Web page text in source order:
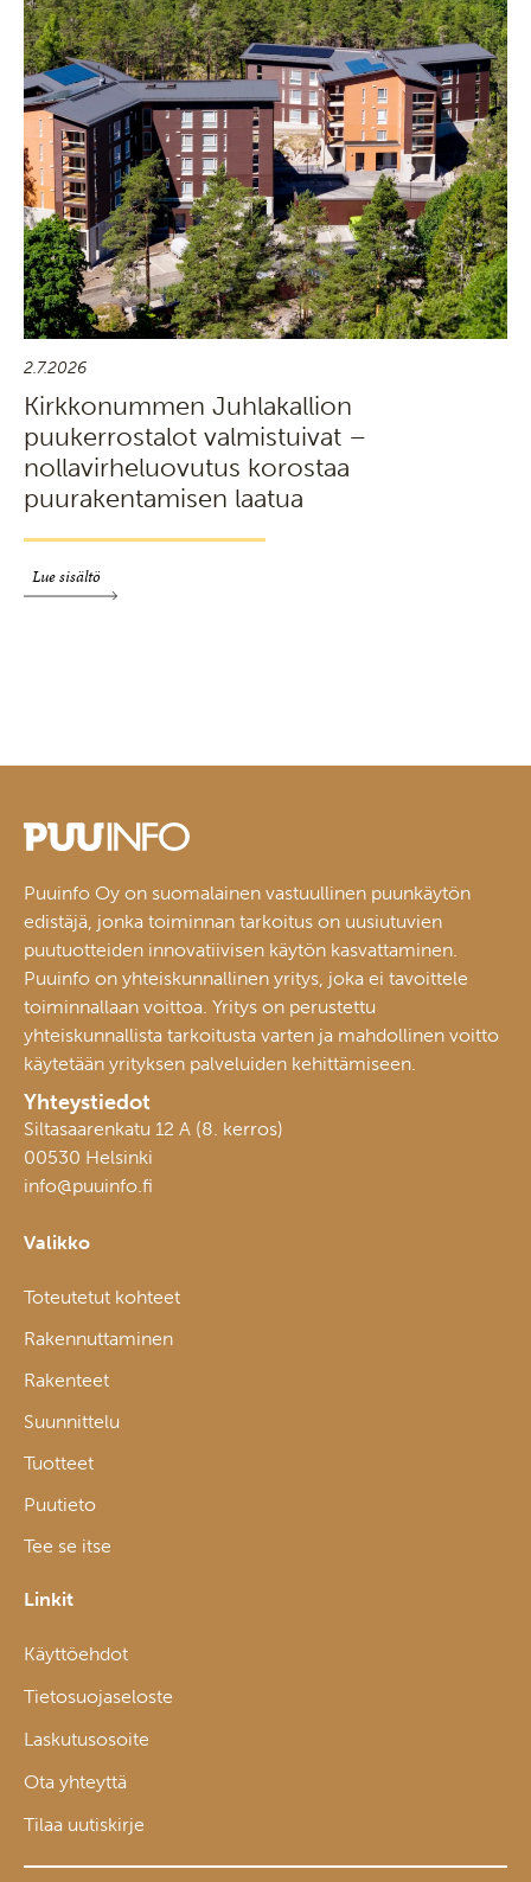
2.7.2026
Kirkkonummen Juhlakallion
puukerrostalot valmistuivat –
nollavirheluovutus korostaa
puurakentamisen laatua
Lue sisältö
Puuinfo Oy on suomalainen vastuullinen puunkäytön
edistäjä, jonka toiminnan tarkoitus on uusiutuvien
puutuotteiden innovatiivisen käytön kasvattaminen.
Puuinfo on yhteiskunnallinen yritys, joka ei tavoittele
toiminnallaan voittoa. Yritys on perustettu
yhteiskunnallista tarkoitusta varten ja mahdollinen voitto
käytetään yrityksen palveluiden kehittämiseen.
Yhteystiedot
Siltasaarenkatu 12 A (8. kerros)
00530 Helsinki
info@puuinfo.fi
Valikko
Toteutetut kohteet
Rakennuttaminen
Rakenteet
Suunnittelu
Tuotteet
Puutieto
Tee se itse
Linkit
Käyttöehdot
Tietosuojaseloste
Laskutusosoite
Ota yhteyttä
Tilaa uutiskirje